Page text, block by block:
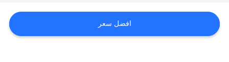
خريطة
الموقع
افضل سعر